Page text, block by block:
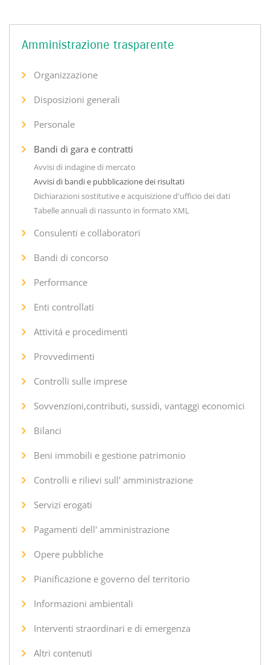
Amministrazione trasparente
Organizzazione
Disposizioni generali
Personale
Bandi di gara e contratti
Avvisi di indagine di mercato
Avvisi di bandi e pubblicazione dei risultati
Dichiarazioni sostitutive e acquisizione d'ufficio dei dati
Tabelle annuali di riassunto in formato XML
Consulenti e collaboratori
Bandi di concorso
Performance
Enti controllati
Attivitá e procedimenti
Provvedimenti
Controlli sulle imprese
Sovvenzioni,contributi, sussidi, vantaggi economici
Bilanci
Beni immobili e gestione patrimonio
Controlli e rilievi sull' amministrazione
Servizi erogati
Pagamenti dell' amministrazione
Opere pubbliche
Pianificazione e governo del territorio
Informazioni ambientali
Interventi straordinari e di emergenza
Altri contenuti